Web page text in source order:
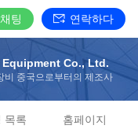
채팅 연락하다
Co., Ltd.
비 중국으로부터의 제조사
목록 홈페이지